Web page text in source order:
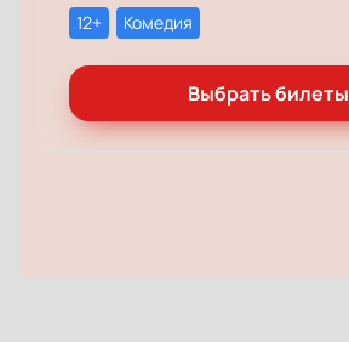
12+ Комедия
Выбрать билеты